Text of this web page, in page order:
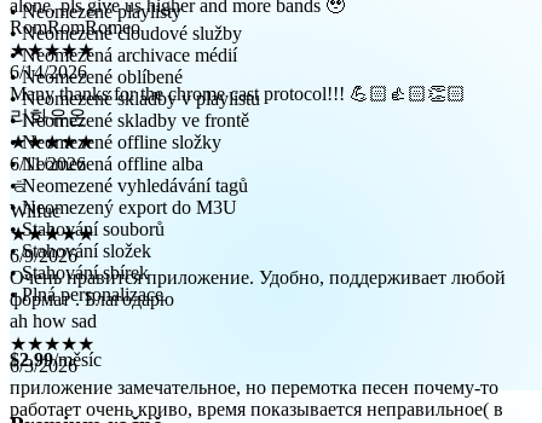
★★★★★
6/14/2026
Many thanks for the chrome cast protocol!!! 💪🏻👍🏻👏🏻
리화유온
★★★★★
6/11/2026
ㅎ
Wilfuc
★★★★★
6/9/2026
Очень нравится приложение. Удобно, поддерживает любой
формат . Благодарю
ah how sad
★★★★★
6/3/2026
приложение замечательное, но перемотка песен почему-то
работает очень криво, время показывается неправильное( в
длинных треках, в классической музыке из-за этого
ориентироваться очень трудно
• Neomezené playlisty
• Neomezené cloudové služby
• Neomezená archivace médií
• Neomezené oblíbené
• Neomezené skladby v playlistu
• Neomezené skladby ve frontě
• Neomezené offline složky
• Neomezená offline alba
• Neomezené vyhledávání tagů
• Neomezený export do M3U
• Stahování souborů
• Stahování složek
• Stahování sbírek
• Plná personalizace
$2.99/měsíc